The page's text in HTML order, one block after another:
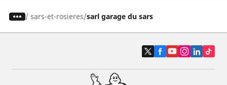
/ sars-et-rosieres sarl garage du sars